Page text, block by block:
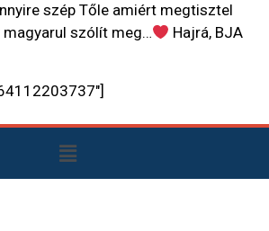
szép Tőle amiért megtisztel
magyarul szólít meg…
Hajrá, BJA